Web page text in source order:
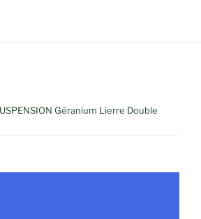
Géranium Lierre Double